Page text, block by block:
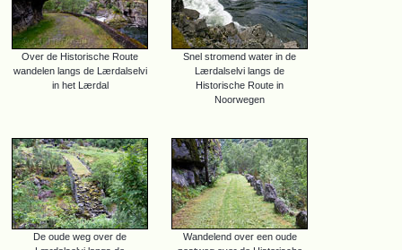
Over de Historische Route
wandelen langs de Lærdalselvi
in het Lærdal
Snel stromend water in de
Lærdalselvi langs de
Historische Route in
Noorwegen
De oude weg over de
Wandelend over een oude